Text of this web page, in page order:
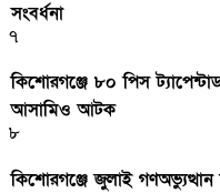
সংবর্ধনা
৭
কিশোরগঞ্জে ৮০ পিস
আসামিও আটক
৮
কিশোরগঞ্জে জুলাই